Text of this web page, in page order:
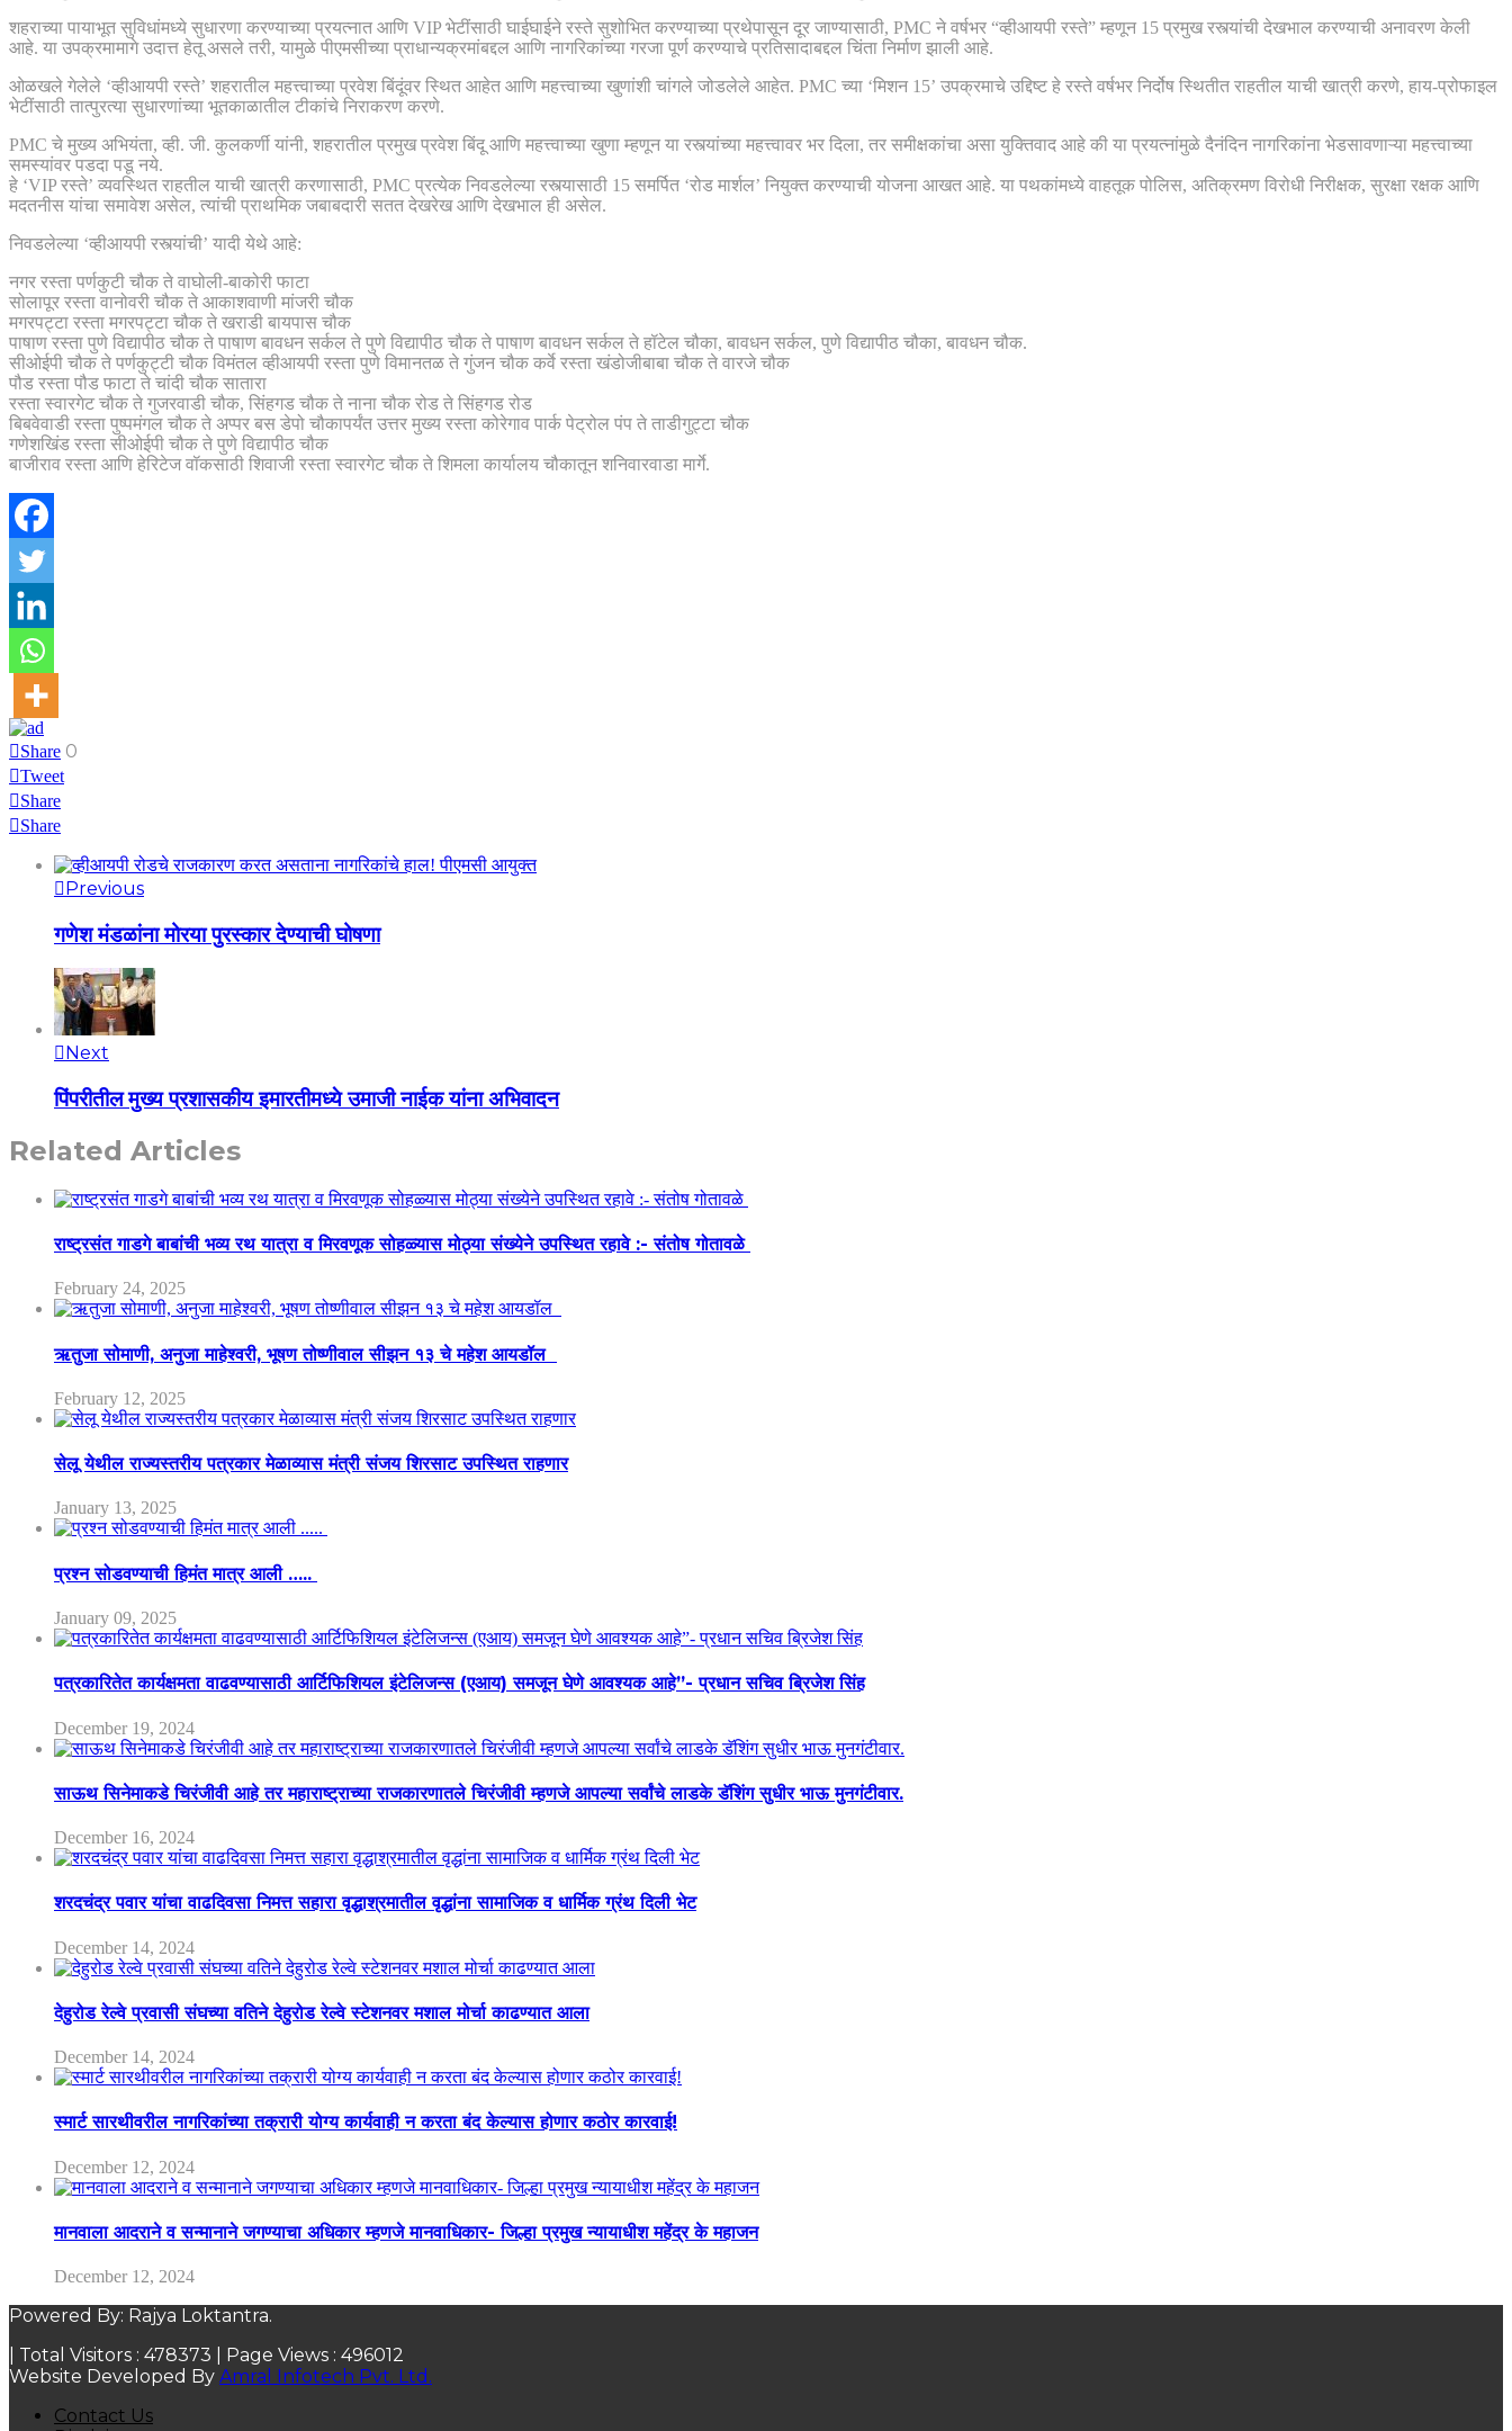
शहराच्या पायाभूत सुविधांमध्ये सुधारणा करण्याच्या प्रयत्नात आणि VIP भेटींसाठी घाईघाईने रस्ते सुशोभित करण्याच्या प्रथेपासून दूर जाण्यासाठी, PMC ने वर्षभर “व्हीआयपी रस्ते” म्हणून 15 प्रमुख रस्त्यांची देखभाल करण्याची अनावरण केली
आहे. या उपक्रमामागे उदात्त हेतू असले तरी, यामुळे पीएमसीच्या प्राधान्यक्रमांबद्दल आणि नागरिकांच्या गरजा पूर्ण करण्याचे प्रतिसादाबद्दल चिंता निर्माण झाली आहे.
ओळखले गेलेले ‘व्हीआयपी रस्ते’ शहरातील महत्त्वाच्या प्रवेश बिंदूंवर स्थित आहेत आणि महत्त्वाच्या खुणांशी चांगले जोडलेले आहेत. PMC च्या ‘मिशन 15’ उपक्रमाचे उद्दिष्ट हे रस्ते वर्षभर निर्दोष स्थितीत राहतील याची खात्री करणे, हाय-प्रोफाइल
भेटींसाठी तात्पुरत्या सुधारणांच्या भूतकाळातील टीकांचे निराकरण करणे.
PMC चे मुख्य अभियंता, व्ही. जी. कुलकर्णी यांनी, शहरातील प्रमुख प्रवेश बिंदू आणि महत्त्वाच्या खुणा म्हणून या रस्त्यांच्या महत्त्वावर भर दिला, तर समीक्षकांचा असा युक्तिवाद आहे की या प्रयत्नांमुळे दैनंदिन नागरिकांना भेडसावणाऱ्या महत्त्वाच्या
समस्यांवर पडदा पडू नये.
हे ‘VIP रस्ते’ व्यवस्थित राहतील याची खात्री करणासाठी, PMC प्रत्येक निवडलेल्या रस्त्यासाठी 15 समर्पित ‘रोड मार्शल’ नियुक्त करण्याची योजना आखत आहे. या पथकांमध्ये वाहतूक पोलिस, अतिक्रमण विरोधी निरीक्षक, सुरक्षा रक्षक आणि
मदतनीस यांचा समावेश असेल, त्यांची प्राथमिक जबाबदारी सतत देखरेख आणि देखभाल ही असेल.
निवडलेल्या ‘व्हीआयपी रस्त्यांची’ यादी येथे आहे:
नगर रस्ता पर्णकुटी चौक ते वाघोली-बाकोरी फाटा
सोलापूर रस्ता वानोवरी चौक ते आकाशवाणी मांजरी चौक
मगरपट्टा रस्ता मगरपट्टा चौक ते खराडी बायपास चौक
पाषाण रस्ता पुणे विद्यापीठ चौक ते पाषाण बावधन सर्कल ते पुणे विद्यापीठ चौक ते पाषाण बावधन सर्कल ते हॉटेल चौका, बावधन सर्कल, पुणे विद्यापीठ चौका, बावधन चौक.
सीओईपी चौक ते पर्णकुट्टी चौक विमंतल व्हीआयपी रस्ता पुणे विमानतळ ते गुंजन चौक कर्वे रस्ता खंडोजीबाबा चौक ते वारजे चौक
पौड रस्ता पौड फाटा ते चांदी चौक सातारा
रस्ता स्वारगेट चौक ते गुजरवाडी चौक, सिंहगड चौक ते नाना चौक रोड ते सिंहगड रोड
बिबवेवाडी रस्ता पुष्पमंगल चौक ते अप्पर बस डेपो चौकापर्यंत उत्तर मुख्य रस्ता कोरेगाव पार्क पेट्रोल पंप ते ताडीगुट्टा चौक
गणेशखिंड रस्ता सीओईपी चौक ते पुणे विद्यापीठ चौक
बाजीराव रस्ता आणि हेरिटेज वॉकसाठी शिवाजी रस्ता स्वारगेट चौक ते शिमला कार्यालय चौकातून शनिवारवाडा मार्गे.
Share 0
Tweet
Share
Share
Previous
गणेश मंडळांना मोरया पुरस्कार देण्याची घोषणा
Next
पिंपरीतील मुख्य प्रशासकीय इमारतीमध्ये उमाजी नाईक यांना अभिवादन
Related Articles
राष्ट्रसंत गाडगे बाबांची भव्य रथ यात्रा व मिरवणूक सोहळ्यास मोठ्या संख्येने उपस्थित रहावे :- संतोष गोतावळे
February 24, 2025
ऋतुजा सोमाणी, अनुजा माहेश्वरी, भूषण तोष्णीवाल सीझन १३ चे महेश आयडॉल
February 12, 2025
सेलू येथील राज्यस्तरीय पत्रकार मेळाव्यास मंत्री संजय शिरसाट उपस्थित राहणार
January 13, 2025
प्रश्न सोडवण्याची हिमंत मात्र आली …..
January 09, 2025
पत्रकारितेत कार्यक्षमता वाढवण्यासाठी आर्टिफिशियल इंटेलिजन्स (एआय) समजून घेणे आवश्यक आहे”- प्रधान सचिव ब्रिजेश सिंह
December 19, 2024
साऊथ सिनेमाकडे चिरंजीवी आहे तर महाराष्ट्राच्या राजकारणातले चिरंजीवी म्हणजे आपल्या सर्वांचे लाडके डॅशिंग सुधीर भाऊ मुनगंटीवार.
December 16, 2024
शरदचंद्र पवार यांचा वाढदिवसा निमत्त सहारा वृद्धाश्रमातील वृद्धांना सामाजिक व धार्मिक ग्रंथ दिली भेट
December 14, 2024
देहुरोड रेल्वे प्रवासी संघच्या वतिने देहुरोड रेल्वे स्टेशनवर मशाल मोर्चा काढण्यात आला
December 14, 2024
स्मार्ट सारथीवरील नागरिकांच्या तक्रारी योग्य कार्यवाही न करता बंद केल्यास होणार कठोर कारवाई!
December 12, 2024
मानवाला आदराने व सन्मानाने जगण्याचा अधिकार म्हणजे मानवाधिकार- जिल्हा प्रमुख न्यायाधीश महेंद्र के महाजन
December 12, 2024
Powered By: Rajya Loktantra.
| Total Visitors : 478373 | Page Views : 496012
Website Developed By Amral Infotech Pvt. Ltd.
Contact Us